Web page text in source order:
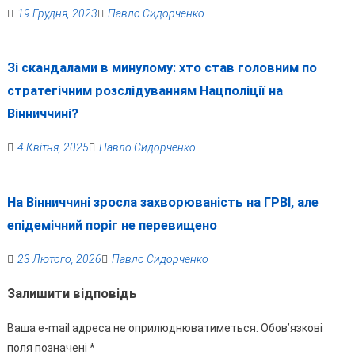
19 Грудня, 2023 Павло Сидорченко
Зі скандалами в минулому: хто став головним по
стратегічним розслідуванням Нацполіції на
Вінниччині?
4 Квітня, 2025 Павло Сидорченко
На Вінниччині зросла захворюваність на ГРВІ, але
епідемічний поріг не перевищено
23 Лютого, 2026 Павло Сидорченко
Залишити відповідь
Ваша e-mail адреса не оприлюднюватиметься. Обов’язкові
поля позначені *